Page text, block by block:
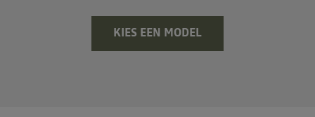
KIES EEN MODEL